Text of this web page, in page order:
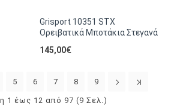
Grisport 10351 STX
Ορειβατικά Μποτάκια Στεγανά
145,00€
5 6 7 8 9
1 έως 12 από 97 (9 Σελ.)